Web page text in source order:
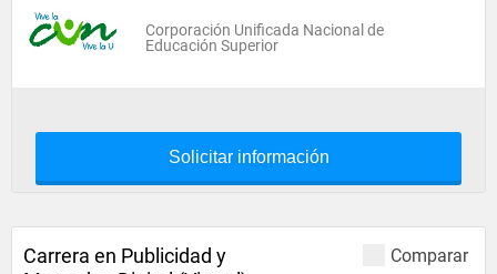
Corporación Unificada Nacional de
Educación Superior
Solicitar información
Comparar
Carrera en Publicidad y